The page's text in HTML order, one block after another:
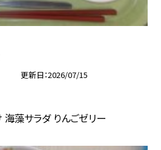
更新日 2026/07/15
海藻サラダ りんごゼリー